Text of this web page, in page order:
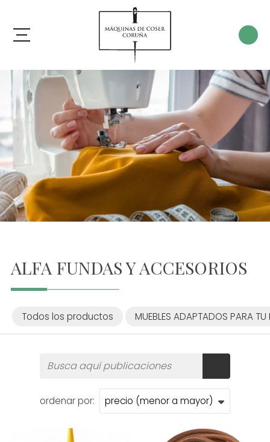
ALFA FUNDAS Y ACCESORIOS
Todos los productos MUEBLES ADAPTADOS PARA
ordenar por: